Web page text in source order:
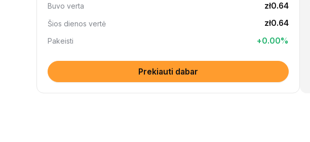
Buvo verta zł0.64
Šios dienos vertė zł0.64
Pakeisti +0.00%
Prekiauti dabar